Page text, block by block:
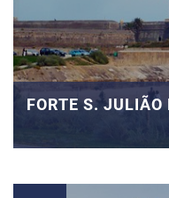
FORTE S. JULIÃO